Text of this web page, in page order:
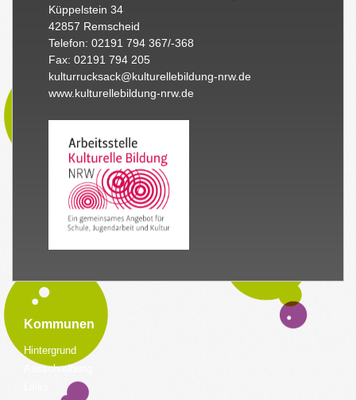
Küppelstein 34
42857 Remscheid
Telefon: 02191 794 367/-368
Fax: 02191 794 205
kulturrucksack@kulturellebildung-nrw.de
www.kulturellebildung-nrw.de
Kommunen
Hintergrund
Ausschreibung